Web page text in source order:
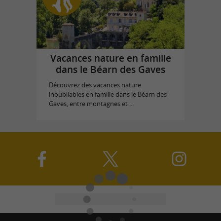
Vacances nature en famille
dans le Béarn des Gaves
Découvrez des vacances nature
inoubliables en famille dans le Béarn des
Gaves, entre montagnes et ...